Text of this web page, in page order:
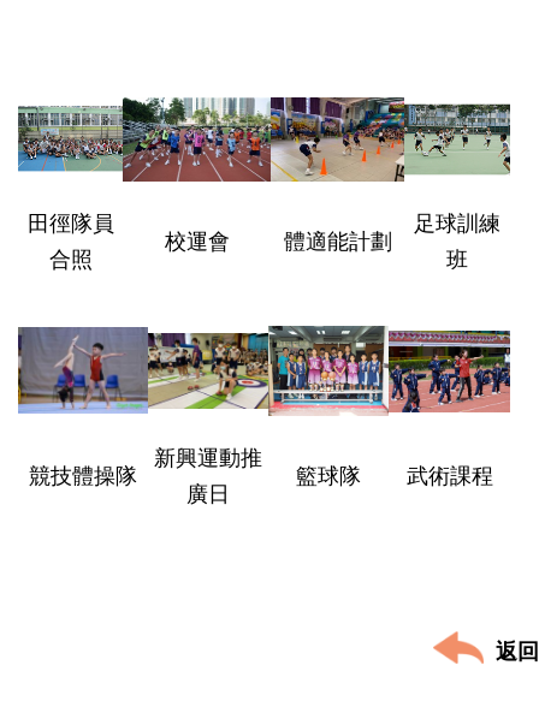
田徑隊員
合照
校運會 體適能計劃
足球訓練
班
競技體操隊
新興運動推
廣日
籃球隊 武術課程
返回